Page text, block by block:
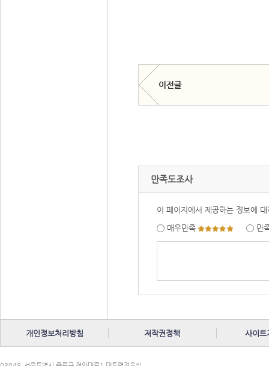
만족도조사
이 페이지에서 제공하는 정보에
매우만족
만
개인정보처리방침 저작권정책 사이트